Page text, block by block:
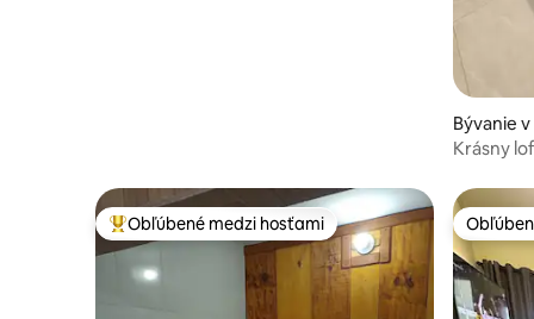
Bývanie
Krásny
Najobľúbenejšie medzi hosťami
Obľúbené medzi hosťami